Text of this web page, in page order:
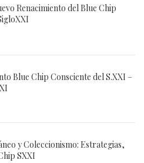
Renacimiento del Blue Chip
Blue Chip Consciente del S.XXI –
y Coleccionismo: Estrategias,
SXXI